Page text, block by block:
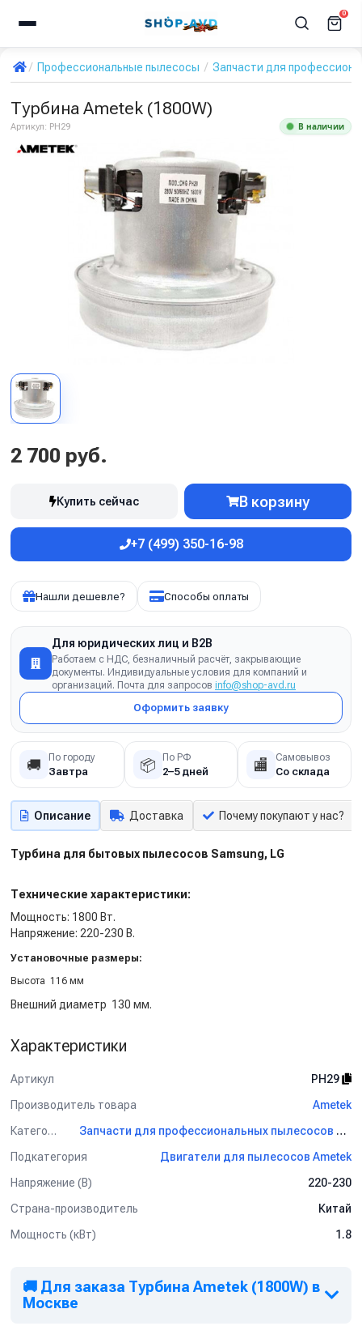
0
Профессиональные пылесосы Запчасти для
Турбина Ametek (1800W)
Артикул: PH29 В наличии
2 700 руб.
Купить сейчас В корзину
+7 (499) 350-16-98
Нашли дешевле? Способы оплаты
Для юридических лиц и B2B
Работаем с НДС, безналичный расчёт, закрывающие
документы. Индивидуальные условия для компаний и
организаций. Почта для запросов info@shop-avd.ru
Оформить заявку
🚚 По городу
Завтра 📦 По РФ
2–5 дней 🏬 Самовывоз
Со склада
Описание Доставка Почему покупают у нас?
Турбина для бытовых пылесосов Samsung, LG
Технические характеристики:
Мощность: 1800 Вт.
Напряжение: 220-230 В.
Установочные размеры:
Высота 116 мм
Внешний диаметр 130 мм.
Характеристики
Артикул
PH29
Производитель товара
Ametek
Категория
Запчасти для профессиональных пылесосов Ametek
Подкатегория
Двигатели для пылесосов Ametek
Напряжение (В)
220-230
Страна-производитель
Китай
Мощность (кВт)
1.8
🚚 Для заказа Турбина Ametek (1800W) в
Москве